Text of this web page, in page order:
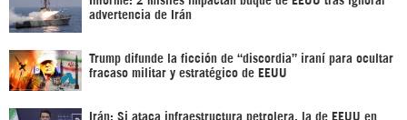
advertencia de Irán
Trump difunde la ficción de “discordia” iraní para ocultar
fracaso militar y estratégico de EEUU
Irán: Si ataca infraestructura petrolera, la de EEUU en